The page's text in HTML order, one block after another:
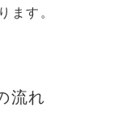
ます。
流れ